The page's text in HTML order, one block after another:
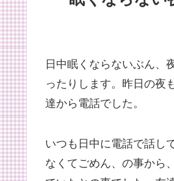
日中眠くならないぶん、
ったりします。昨日の夜
達から電話でした。
いつも日中に電話で話し
なくてごめん、の事から